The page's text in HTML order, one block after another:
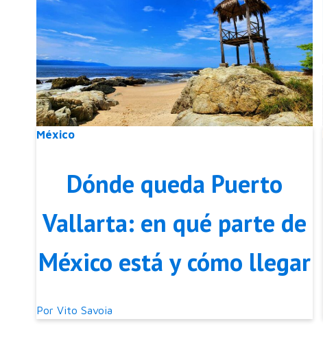
México
Dónde queda Puerto
Vallarta: en qué parte de
México está y cómo llegar
Por Vito Savoia